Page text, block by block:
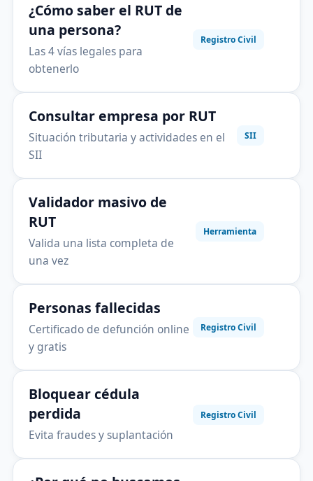
¿Cómo saber el RUT de
una persona?
Las 4 vías legales para
obtenerlo
Registro Civil
Consultar empresa por RUT
Situación tributaria y actividades en el
SII
SII
Validador masivo de
RUT
Valida una lista completa de
una vez
Herramienta
Personas fallecidas
Certificado de defunción online
y gratis
Registro Civil
Bloquear cédula
perdida
Evita fraudes y suplantación
Registro Civil